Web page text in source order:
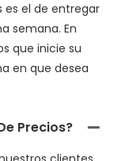
el de entregar
semana. En
que inicie su
en que desea
Precios?